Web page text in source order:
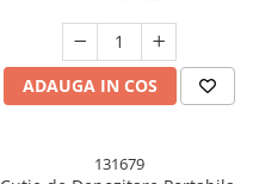
ADAUGA IN COS
131679